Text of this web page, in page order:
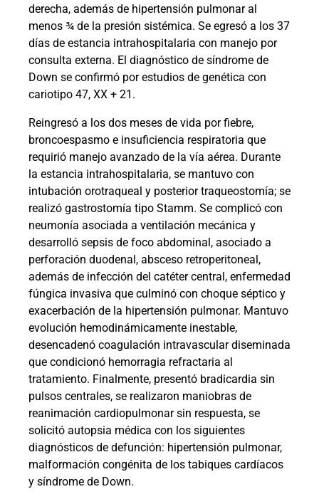
derecha, además de hipertensión pulmonar al
menos ¾ de la presión sistémica. Se egresó a los 37
días de estancia intrahospitalaria con manejo por
consulta externa. El diagnóstico de síndrome de
Down se confirmó por estudios de genética con
cariotipo 47, XX + 21.
Reingresó a los dos meses de vida por fiebre,
broncoespasmo e insuficiencia respiratoria que
requirió manejo avanzado de la vía aérea. Durante
la estancia intrahospitalaria, se mantuvo con
intubación orotraqueal y posterior traqueostomía; se
realizó gastrostomía tipo Stamm. Se complicó con
neumonía asociada a ventilación mecánica y
desarrolló sepsis de foco abdominal, asociado a
perforación duodenal, absceso retroperitoneal,
además de infección del catéter central, enfermedad
fúngica invasiva que culminó con choque séptico y
exacerbación de la hipertensión pulmonar. Mantuvo
evolución hemodinámicamente inestable,
desencadenó coagulación intravascular diseminada
que condicionó hemorragia refractaria al
tratamiento. Finalmente, presentó bradicardia sin
pulsos centrales, se realizaron maniobras de
reanimación cardiopulmonar sin respuesta, se
solicitó autopsia médica con los siguientes
diagnósticos de defunción: hipertensión pulmonar,
malformación congénita de los tabiques cardíacos
y síndrome de Down.